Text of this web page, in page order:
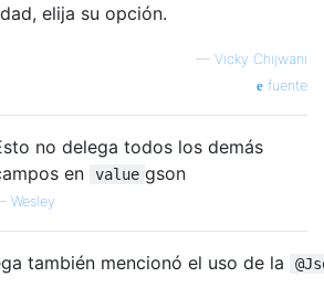
elija su opción.
— Vicky Chijwani
fuente
no delega todos los demás
en
value gson
Wesley
también mencionó el uso de la